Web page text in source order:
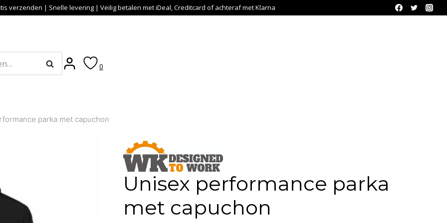
verzenden | Snelle levering | Veilig betalen met iDeal, Creditcard of achteraf met Klarna
Zoeken 0
parka met capuchon
Unisex performance parka
met capuchon